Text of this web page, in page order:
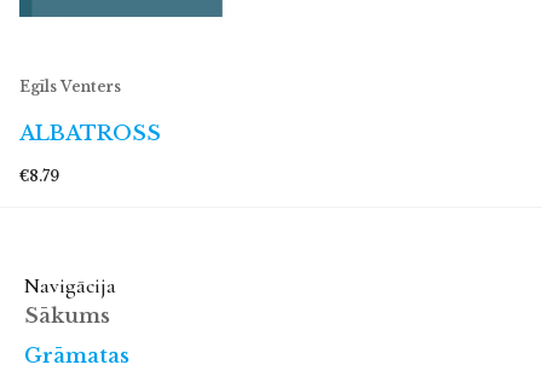
Egīls Venters
ALBATROSS
€8.79
Navigācija
Sākums
Grāmatas